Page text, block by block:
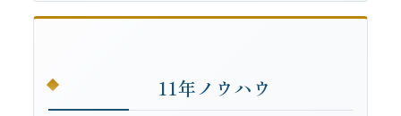
11年ノウハウ